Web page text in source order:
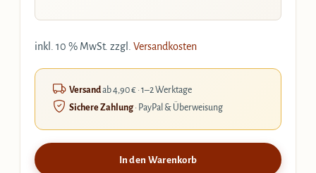
inkl. 10 % MwSt. zzgl. Versandkosten
Versandab 4,90 € · 1–2 Werktage
Sichere Zahlung· PayPal & Überweisung
In den Warenkorb